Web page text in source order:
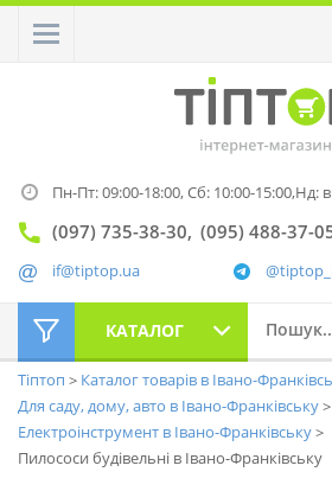
Пн-Пт: 09:00-18:00,Сб: 10:00-15:00,Нд:
(097) 735-38-30 (095) 488-37-
if@tiptop.ua
КАТАЛОГ
Тіптоп
Каталог товарів в Івано-
Для саду, дому, авто в Івано-Франківську
Електроінструмент в Івано-Франківську
Пилососи будівельні в Івано-Франківську